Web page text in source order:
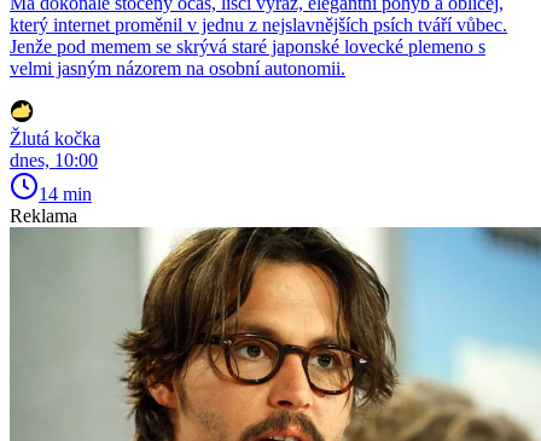
který internet proměnil v jednu z nejslavnějších psích tváří vůbec.
Jenže pod memem se skrývá staré japonské lovecké plemeno s
velmi jasným názorem na osobní autonomii.
Žlutá kočka
dnes, 10:00
14 min
Reklama